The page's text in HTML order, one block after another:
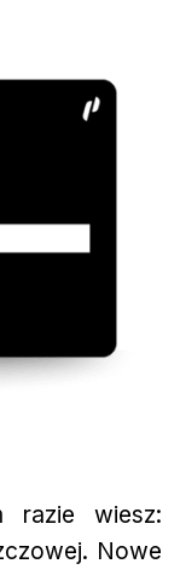
razie wiesz:
Nowe